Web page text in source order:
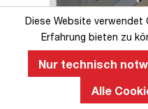
Perfekte
Diese Website verwendet
Erfahrung bieten zu
Nur technisch
Alle